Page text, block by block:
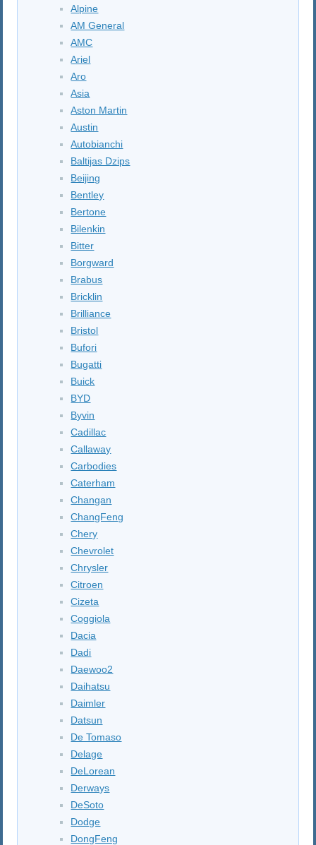
Alpine
AM General
AMC
Ariel
Aro
Asia
Aston Martin
Austin
Autobianchi
Baltijas Dzips
Beijing
Bentley
Bertone
Bilenkin
Bitter
Borgward
Brabus
Bricklin
Brilliance
Bristol
Bufori
Bugatti
Buick
BYD
Byvin
Cadillac
Callaway
Carbodies
Caterham
Changan
ChangFeng
Chery
Chevrolet
Chrysler
Citroen
Cizeta
Coggiola
Dacia
Dadi
Daewoo2
Daihatsu
Daimler
Datsun
De Tomaso
Delage
DeLorean
Derways
DeSoto
Dodge
DongFeng